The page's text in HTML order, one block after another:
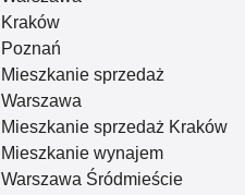
Kraków
Poznań
Mieszkanie sprzedaż
Warszawa
Mieszkanie sprzedaż Kraków
Mieszkanie wynajem
Warszawa Śródmieście